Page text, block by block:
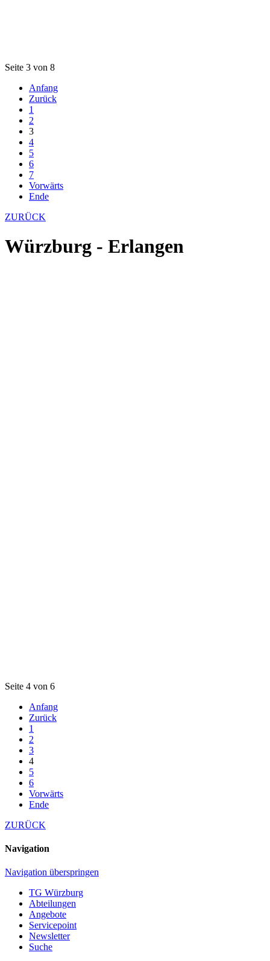
Seite 3 von 8
Anfang
Zurück
1
2
3
4
5
6
7
Vorwärts
Ende
ZURÜCK
Würzburg - Erlangen
Seite 4 von 6
Anfang
Zurück
1
2
3
4
5
6
Vorwärts
Ende
ZURÜCK
Navigation
Navigation überspringen
TG Würzburg
Abteilungen
Angebote
Servicepoint
Newsletter
Suche